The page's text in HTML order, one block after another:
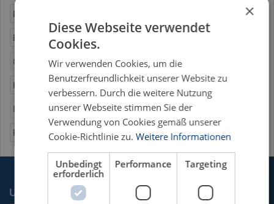
Europäische Nachbarschaftspolitik
Europäisches Gesellschaftsrecht
Georgisches Gesellschaftsrecht Kapitalrichtlinie
Kooperation Östliche Partnerschaft
Partnerschafts- und Kooperationsabkommen
Rechtsangleichung
UNSERE FACHGEBIETE
×
Diese Webseite verwendet
Cookies.
Wir verwenden Cookies, um die
Benutzerfreundlichkeit unserer Website zu
verbessern. Durch die weitere Nutzung
unserer Webseite stimmen Sie der
Verwendung von Cookies gemäß unserer
Cookie-Richtlinie zu. Weitere Informationen
Unbedingt
erforderlich
Performance Targeting